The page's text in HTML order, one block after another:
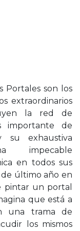
Portales son los
extraordinarios
la red de
importante de
su exhaustiva
impecable
en todos sus
último año en
pintar un portal
que está a
una trama de
los mismos